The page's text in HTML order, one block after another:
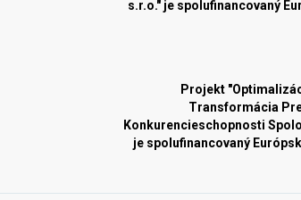
s.r.o." je spolufinancovaný
Projekt
Transformácia
Konkurencieschopnosti
je spolufinancovaný